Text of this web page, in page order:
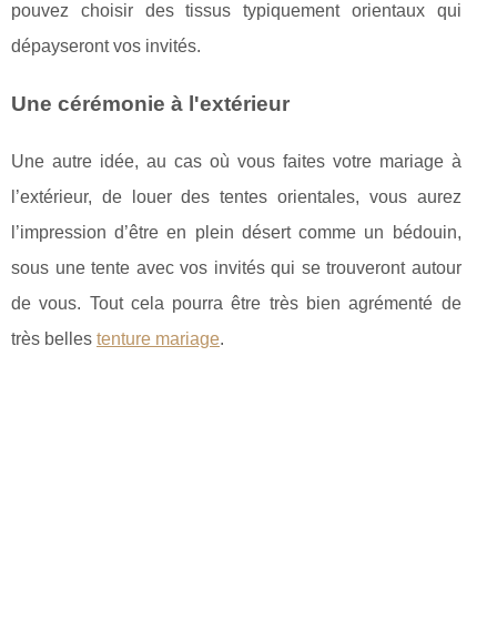
pouvez choisir des tissus typiquement orientaux qui
dépayseront vos invités.
Une cérémonie à l'extérieur
Une autre idée, au cas où vous faites votre mariage à
l’extérieur, de louer des tentes orientales, vous aurez
l’impression d’être en plein désert comme un bédouin,
sous une tente avec vos invités qui se trouveront autour
de vous. Tout cela pourra être très bien agrémenté de
très belles tenture mariage.